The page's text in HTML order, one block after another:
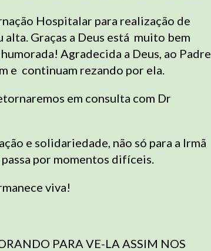
Hospitalar para realização de
Graças a Deus está muito bem
Agradecida a Deus, ao Padre
e continuam rezando por ela.
em consulta com Dr
e solidariedade, não só para a Irmã
por momentos difíceis.
viva!
PARA VE-LA ASSIM NOS